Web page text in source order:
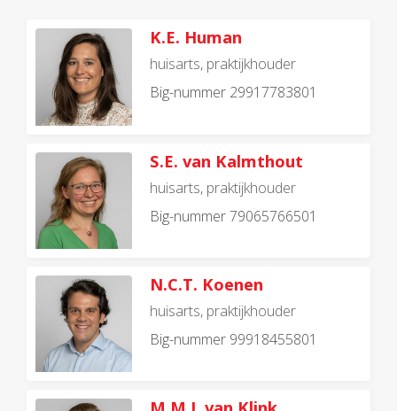
K.E. Human
huisarts, praktijkhouder
Big-nummer 29917783801
S.E. van Kalmthout
huisarts, praktijkhouder
Big-nummer 79065766501
N.C.T. Koenen
huisarts, praktijkhouder
Big-nummer 99918455801